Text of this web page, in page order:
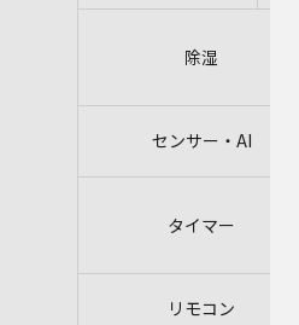
除湿
センサー・AI
タイマー
リモコン